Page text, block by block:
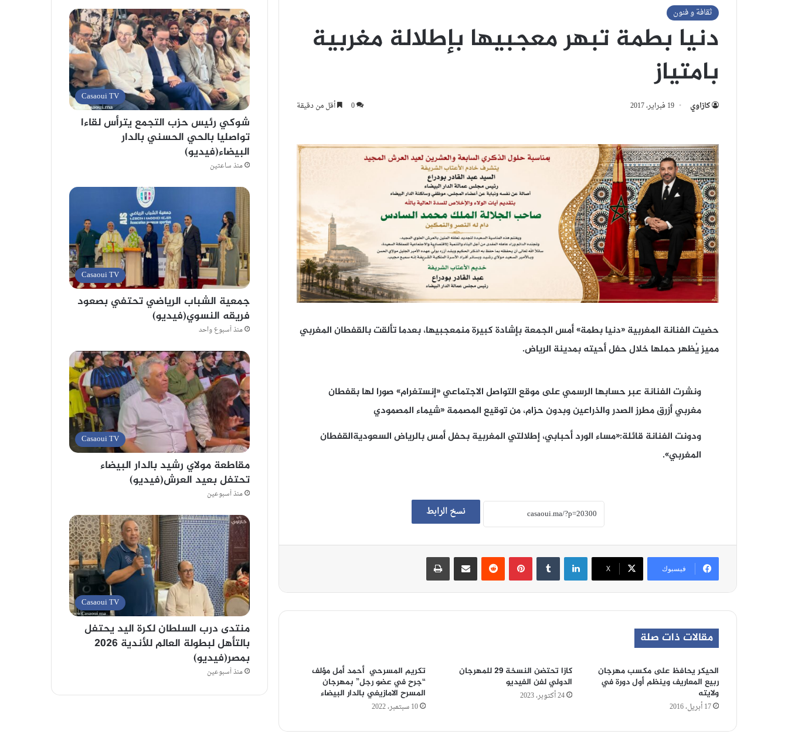
ثقافة و فنون
دنيا بطمة تبهر معجبيها بإطلالة مغربية
بامتياز
كازاوي 19 فبراير، 2017 0 أقل من دقيقة
حضيت الفنانة المغربية «دنيا بطمة» أمس الجمعة بإشادة كبيرة منمعجبيها، بعدما تألقت بالقفطان المغربي
مميز يُظهر حملها خلال حفل أحيته بمدينة الرياض.
ونشرت الفنانة عبر حسابها الرسمي على موقع التواصل الاجتماعي «إنستغرام» صورا لها بقفطان
مغربي أزرق مطرز الصدر والذراعين وبدون حزام، من توقيع المصممة «شيماء المصمودي
ودونت الفنانة قائلة:«مساء الورد أحبابي، إطلالتي المغربية بحفل أمس بالرياض السعوديةالقفطان
المغربي».
نسخ الرابط
فيسبوك ‫X
لينكدإن بينتيريست
مقالات ذات صلة
الحيكر يحافظ على مكسب مهرجان
ربيع المعاريف وينظم أول دورة في
ولايته
17 أبريل، 2016
كازا تحتضن النسخة 29 للمهرجان
الدولي لفن الفيديو
24 أكتوبر، 2023
تكريم المسرحي أحمد أمل مؤلف
“جرح في عضو رجل” بمهرجان
المسرح الامازيغي بالدار البيضاء
10 سبتمبر، 2022
Casaoui TV
شوكي رئيس حزب التجمع يترأس لقاءا
تواصليا بالحي الحسني بالدار
البيضاء(فيديو)
منذ ساعتين
Casaoui TV
جمعية الشباب الرياضي تحتفي بصعود
فريقه النسوي(فيديو)
منذ أسبوع واحد
Casaoui TV
مقاطعة مولاي رشيد بالدار البيضاء
تحتفل بعيد العرش(فيديو)
منذ أسبوعين
Casaoui TV
منتدى درب السلطان لكرة اليد يحتفل
بالتأهل لبطولة العالم للأندية 2026
بمصر(فيديو)
منذ أسبوعين